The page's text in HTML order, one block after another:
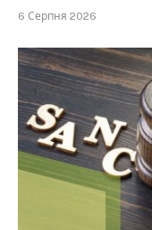
6 Серпня 2026